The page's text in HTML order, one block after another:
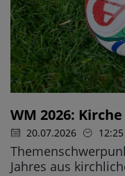
WM 2026:
20.07.2026 12:25
Jahres aus